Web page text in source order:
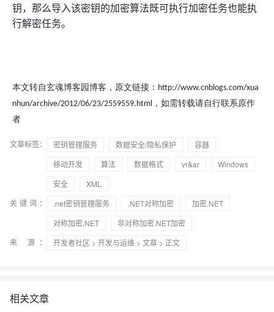
钥，那么导入该密钥的加密算法既可执行加密任务也能执
行解密任务。
本文转自玄魂博客园博客，原文链接：http://www.cnblogs.com/xua
nhun/archive/2012/06/23/2559559.html，如需转载请自行联系原作
者
文章标签： 密钥管理服务 数据安全/隐私保护
容器
移动开发
算法 数据格式 vr&ar
Windows
安全
XML
关键词：
.net密钥管理服务 .NET对称加密
加密.NET
对称加密.NET
非对称加密.NET加密
来 源：
开发者社区 > 开发与运维 > 文章 > 正文
相关文章